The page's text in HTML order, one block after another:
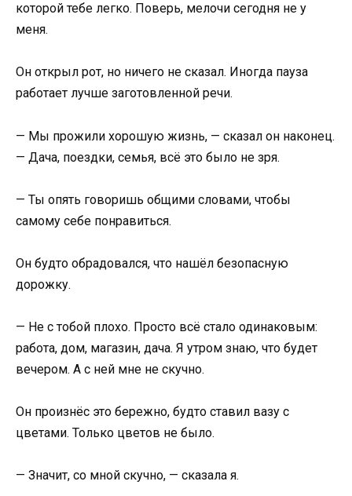
которой тебе легко. Поверь, мелочи сегодня не у
меня.
Он открыл рот, но ничего не сказал. Иногда пауза
работает лучше заготовленной речи.
— Мы прожили хорошую жизнь, — сказал он наконец.
— Дача, поездки, семья, всё это было не зря.
— Ты опять говоришь общими словами, чтобы
самому себе понравиться.
Он будто обрадовался, что нашёл безопасную
дорожку.
— Не с тобой плохо. Просто всё стало одинаковым:
работа, дом, магазин, дача. Я утром знаю, что будет
вечером. А с ней мне не скучно.
Он произнёс это бережно, будто ставил вазу с
цветами. Только цветов не было.
— Значит, со мной скучно, — сказала я.